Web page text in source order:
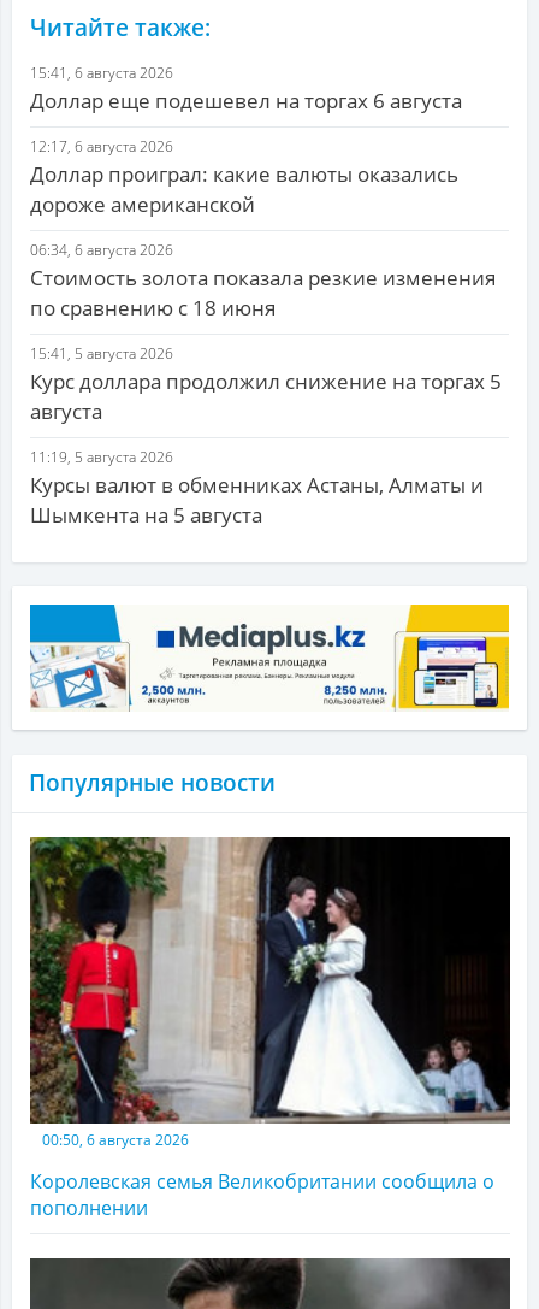
Читайте также:
15:41, 6 августа 2026
Доллар еще подешевел на торгах 6 августа
12:17, 6 августа 2026
Доллар проиграл: какие валюты оказались
дороже американской
06:34, 6 августа 2026
Стоимость золота показала резкие изменения
по сравнению с 18 июня
15:41, 5 августа 2026
Курс доллара продолжил снижение на торгах 5
августа
11:19, 5 августа 2026
Курсы валют в обменниках Астаны, Алматы и
Шымкента на 5 августа
Популярные новости
00:50, 6 августа 2026
Королевская семья Великобритании сообщила о
пополнении